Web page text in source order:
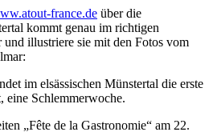
france.de über die
kommt genau im richtigen
illustriere sie mit den Fotos vom
im elsässischen Münstertal die erste
eine Schlemmerwoche.
„Fête de la Gastronomie“ am 22.